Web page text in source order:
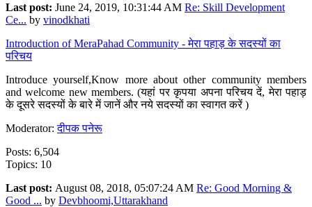
Last post: June 24, 2019, 10:31:44 AM Re: Skill Development
Ce... by vinodkhati
Introduction of MeraPahad Community - मेरा पहाड़ के सदस्यों का
परिचय
Introduce yourself,Know more about other community members
and welcome new members. (यहां पर कृपया अपना परिचय दें, मेरा पहाड़
के दूसरे सदस्यों के बारे में जानें और नये सदस्यों का स्वागत करें )
Moderator:दीपक पनेरू
Posts: 6,504
Topics: 10
Last post: August 08, 2018, 05:07:24 AM Re: Good Morning &
Good ... by Devbhoomi,Uttarakhand